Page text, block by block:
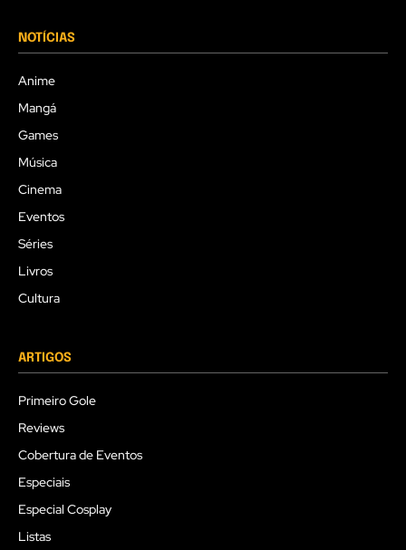
NOTÍCIAS
Anime
Mangá
Games
Música
Cinema
Eventos
Séries
Livros
Cultura
ARTIGOS
Primeiro Gole
Reviews
Cobertura de Eventos
Especiais
Especial Cosplay
Listas